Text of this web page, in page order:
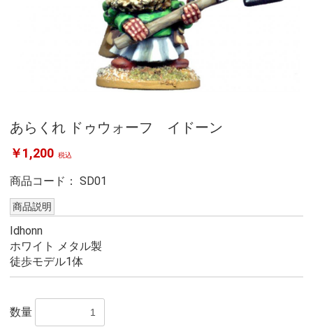
あらくれ ドゥウォーフ イドーン
￥1,200 税込
商品コード： SD01
商品説明
Idhonn
ホワイト メタル製
徒歩モデル1体
数量